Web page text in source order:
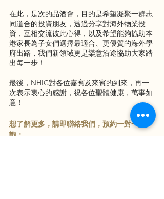
在此，是次的品酒會，目的是希望凝聚一群志
同道合的投資朋友，透過分享對海外物業投
資，互相交流彼此心得，以及希望能夠協助本
港家長為子女們選擇最適合、更優質的海外學
府出路，我們新領域更是樂意沿途協助大家踏
出每一步！
最後，NHIC對各位嘉賓及來賓的到來，再一
次表示衷心的感謝，祝各位聖體健康，萬事如
意！
想了解更多，請即聯絡我們，預約一對一諮
詢：